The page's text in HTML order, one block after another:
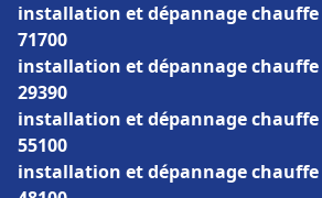
installation et dépannage chauffe
71700
installation et dépannage chauffe
29390
installation et dépannage chauffe
55100
installation et dépannage chauffe